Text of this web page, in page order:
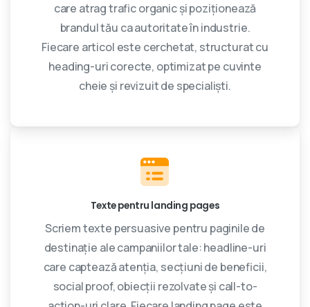
care atrag trafic organic și poziționează
brandul tău ca autoritate în industrie.
Fiecare articol este cerchetat, structurat cu
heading-uri corecte, optimizat pe cuvinte
cheie și revizuit de specialiști.
Texte pentru landing pages
Scriem texte persuasive pentru paginile de
destinație ale campaniilor tale: headline-uri
care captează atenția, secțiuni de beneficii,
social proof, obiecții rezolvate și call-to-